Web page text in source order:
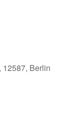
12587, Berlin